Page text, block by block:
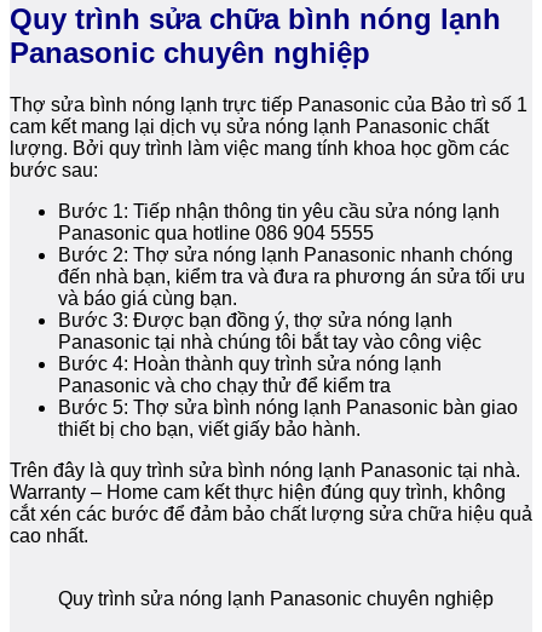
Quy trình sửa chữa bình nóng lạnh
Panasonic chuyên nghiệp
Thợ sửa bình nóng lạnh trực tiếp Panasonic của Bảo trì số 1
cam kết mang lại dịch vụ sửa nóng lạnh Panasonic chất
lượng. Bởi quy trình làm việc mang tính khoa học gồm các
bước sau:
Bước 1: Tiếp nhận thông tin yêu cầu sửa nóng lạnh
Panasonic qua hotline 086 904 5555
Bước 2: Thợ sửa nóng lạnh Panasonic nhanh chóng
đến nhà bạn, kiểm tra và đưa ra phương án sửa tối ưu
và báo giá cùng bạn.
Bước 3: Được bạn đồng ý, thợ sửa nóng lạnh
Panasonic tại nhà chúng tôi bắt tay vào công việc
Bước 4: Hoàn thành quy trình sửa nóng lạnh
Panasonic và cho chạy thử để kiểm tra
Bước 5: Thợ sửa bình nóng lạnh Panasonic bàn giao
thiết bị cho bạn, viết giấy bảo hành.
Trên đây là quy trình sửa bình nóng lạnh Panasonic tại nhà.
Warranty – Home cam kết thực hiện đúng quy trình, không
cắt xén các bước để đảm bảo chất lượng sửa chữa hiệu quả
cao nhất.
Quy trình sửa nóng lạnh Panasonic chuyên nghiệp